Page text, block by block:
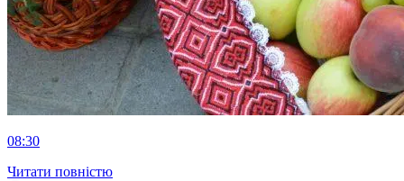
08:30
Читати повністю